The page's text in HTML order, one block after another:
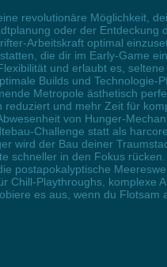
revolutionäre Möglichkeit,
oder der
Arbeitskraft optimal
die dir im Early-Game
und erlaubt es,
Builds und Technologie-
Metropole ästhetisch
und mehr Zeit für
von Hunger-
Challenge statt als
wird der Bau deiner
schneller in den Fokus
postapokalyptische
Playthroughs, komplexe
es aus, wenn du